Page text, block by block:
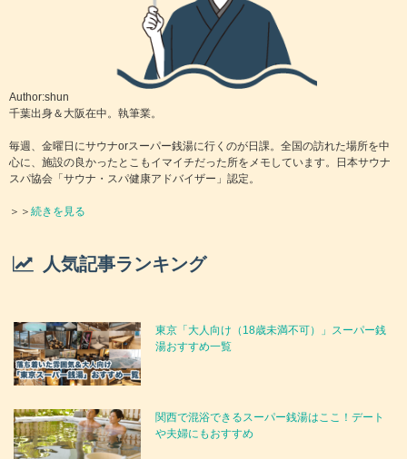
情報まとめ
札幌スーパー銭湯「SPA safro」口コミ＆情報
まとめ
旭川スーパー銭湯「スーパー銭湯 大雪乃湯」
口コミ＆情報まとめ
札幌スーパー銭湯「定山渓温泉 湯の花」口コ
ミ＆情報まとめ
札幌スーパー銭湯「ていね温泉 ほのか」口コ
Author:shun
千葉出身＆大阪在中。執筆業。
毎週、金曜日にサウナorスーパー銭湯に行くのが日課。全国の訪れた場所を中
心に、施設の良かったとこもイマイチだった所をメモしています。日本サウナ
スパ協会「サウナ・スパ健康アドバイザー」認定。
＞＞続きを見る
人気記事ランキング
東京「大人向け（18歳未満不可）」スーパー銭
湯おすすめ一覧
関西で混浴できるスーパー銭湯はここ！デート
や夫婦にもおすすめ